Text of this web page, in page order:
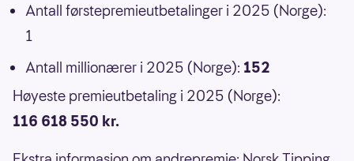
Antall førstepremieutbetalinger i 2025 (Norge):
1
Antall millionærer i 2025 (Norge): 152
Høyeste premieutbetaling i 2025 (Norge):
116 618 550 kr.